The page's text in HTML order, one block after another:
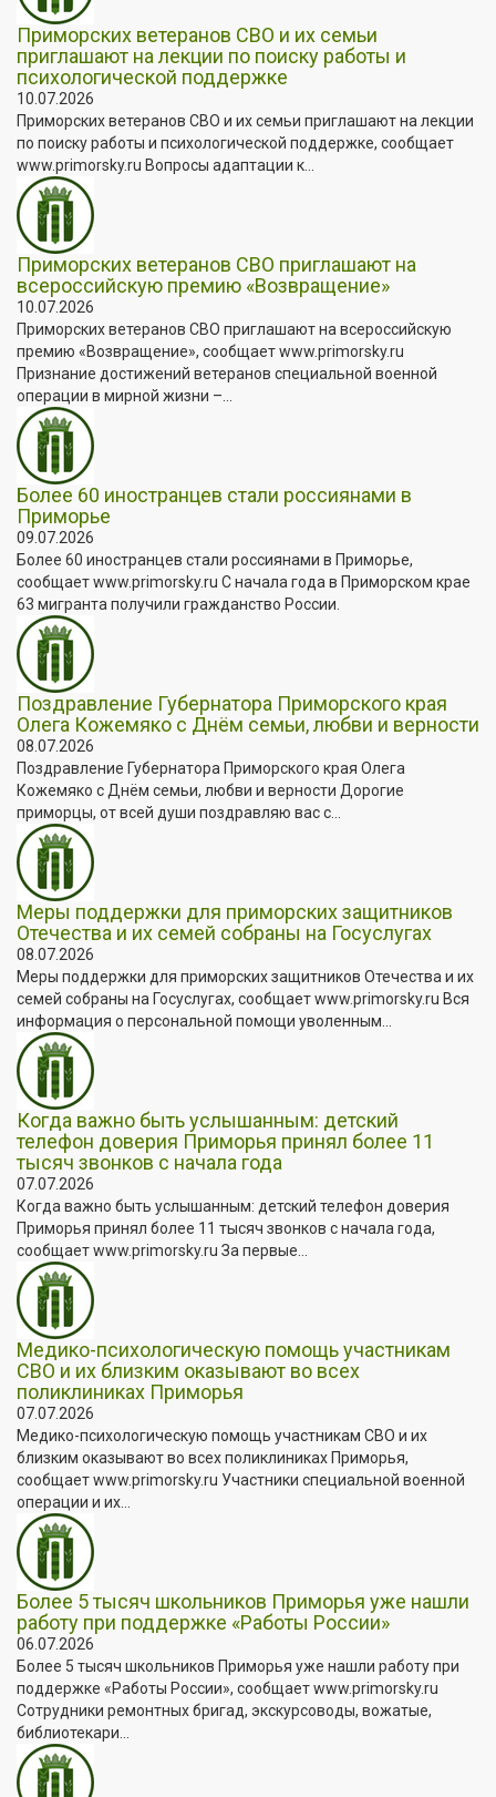
Приморских ветеранов СВО и их семьи
приглашают на лекции по поиску работы и
психологической поддержке
10.07.2026
Приморских ветеранов СВО и их семьи приглашают на лекции
по поиску работы и психологической поддержке, сообщает
www.primorsky.ru Вопросы адаптации к...
Приморских ветеранов СВО приглашают на
всероссийскую премию «Возвращение»
10.07.2026
Приморских ветеранов СВО приглашают на всероссийскую
премию «Возвращение», сообщает www.primorsky.ru
Признание достижений ветеранов специальной военной
операции в мирной жизни –...
Более 60 иностранцев стали россиянами в
Приморье
09.07.2026
Более 60 иностранцев стали россиянами в Приморье,
сообщает www.primorsky.ru С начала года в Приморском крае
63 мигранта получили гражданство России.
Поздравление Губернатора Приморского края
Олега Кожемяко с Днём семьи, любви и верности
08.07.2026
Поздравление Губернатора Приморского края Олега
Кожемяко с Днём семьи, любви и верности Дорогие
приморцы, от всей души поздравляю вас с...
Меры поддержки для приморских защитников
Отечества и их семей собраны на Госуслугах
08.07.2026
Меры поддержки для приморских защитников Отечества и их
семей собраны на Госуслугах, сообщает www.primorsky.ru Вся
информация о персональной помощи уволенным...
Когда важно быть услышанным: детский
телефон доверия Приморья принял более 11
тысяч звонков с начала года
07.07.2026
Когда важно быть услышанным: детский телефон доверия
Приморья принял более 11 тысяч звонков с начала года,
сообщает www.primorsky.ru За первые...
Медико-психологическую помощь участникам
СВО и их близким оказывают во всех
поликлиниках Приморья
07.07.2026
Медико-психологическую помощь участникам СВО и их
близким оказывают во всех поликлиниках Приморья,
сообщает www.primorsky.ru Участники специальной военной
операции и их...
Более 5 тысяч школьников Приморья уже нашли
работу при поддержке «Работы России»
06.07.2026
Более 5 тысяч школьников Приморья уже нашли работу при
поддержке «Работы России», сообщает www.primorsky.ru
Сотрудники ремонтных бригад, экскурсоводы, вожатые,
библиотекари...